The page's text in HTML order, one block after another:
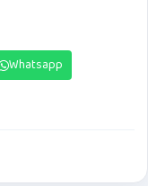
Whatsapp